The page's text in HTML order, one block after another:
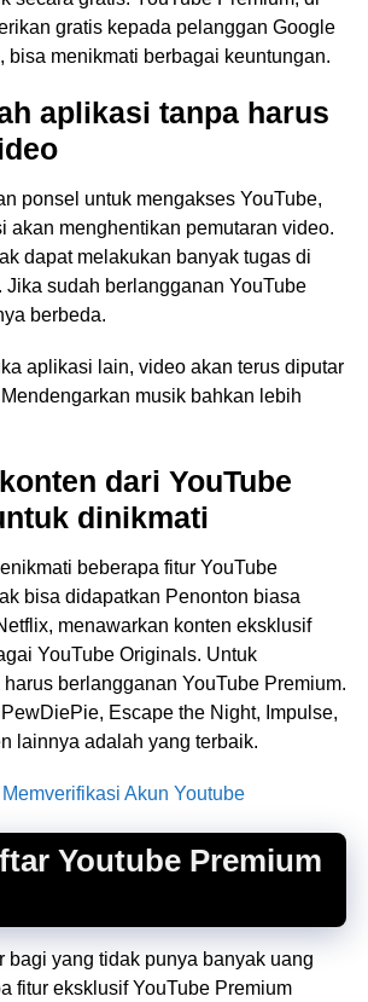
gratis kepada pelanggan Google
bisa menikmati berbagai keuntungan.
aplikasi tanpa harus
ponsel untuk mengakses YouTube,
akan menghentikan pemutaran video.
dapat melakukan banyak tugas di
Jika sudah berlangganan YouTube
berbeda.
aplikasi lain, video akan terus diputar
musik bahkan lebih
dari YouTube
dinikmati
beberapa fitur YouTube
bisa didapatkan Penonton biasa
menawarkan konten eksklusif
YouTube Originals. Untuk
berlangganan YouTube Premium.
Escape the Night, Impulse,
lainnya adalah yang terbaik.
Akun Youtube
Youtube Premium
bagi yang tidak punya banyak uang
fitur eksklusif YouTube Premium